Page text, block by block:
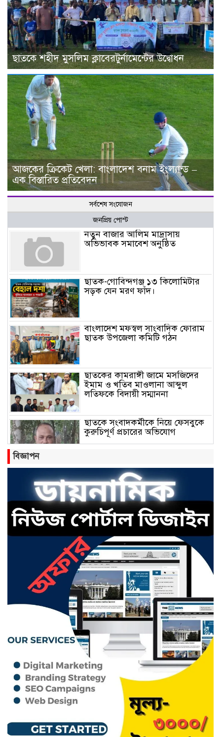
ছাতকে শহীদ মুসলিম ক্লাবেরটুর্নামেন্টের উদ্বোধন
আজকের ক্রিকেট খেলা: বাংলাদেশ বনাম ইংল্যান্ড –
এক বিস্তারিত প্রতিবেদন
সর্বশেষ সংযোজন
জনপ্রিয় পোস্ট
নতুন বাজার আলিম মাদ্রাসায়
অভিভাবক সমাবেশ অনুষ্ঠিত
ছাতক-গোবিন্দগঞ্জ ১৩ কিলোমিটার
সড়ক যেন মরণ ফাঁদ।
বাংলাদেশ মফস্বল সাংবাদিক ফোরাম
ছাতক উপজেলা কমিটি গঠন
ছাতকের কামরাঙ্গী জামে মসজিদের
ইমাম ও খতিব মাওলানা আব্দুল
লতিফকে বিদায়ী সম্মাননা
ছাতকে সংবাদকর্মীকে নিয়ে ফেসবুকে
কুরুচিপূর্ণ প্রচারের অভিযোগ
বাংলাবাজার সামারুন্নেছা উচ্চ বিদ্যালয়
ও কলেজের অ্যাডহক কমিটি সভাপতি
হলেন মোঃ আব্দুল জলিল।
পরিকল্পিত হত্যার অভিযোগ তুলে
সংবাদ সম্মেলন
ছাতকে ৫৩ কোটি ৭১ লাখ টাকার
পৌর বাজেট ঘোষণা
হাজী কমর আলী উচ্চ বিদ্যালয় ও
কলেজের এডহক কমিটির সভাপতি
গোলাম মাহমুদ আজম
ছাতক উপজেলা প্রেসক্লাবে লেখক
মাওলানা শামীম আহমদের মতবিনিময়
বিজ্ঞাপন